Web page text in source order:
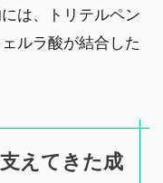
は、トリテルペン
ルラ酸が結合した
えてきた成